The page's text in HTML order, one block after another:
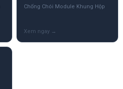
Chống Chói Module Khung Hộp